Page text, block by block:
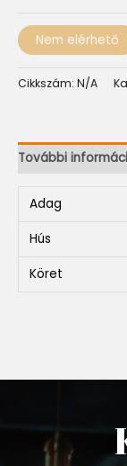
Nem elérhető
Cikkszám: N/A
További
Adag
Hús
Köret